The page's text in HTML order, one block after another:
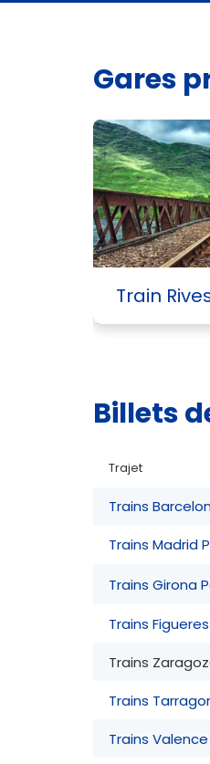
Gares
Train
Billets
Trajet
Trains
Trains Madrid
Trains Girona
Trains
Trains
Trains
Trains